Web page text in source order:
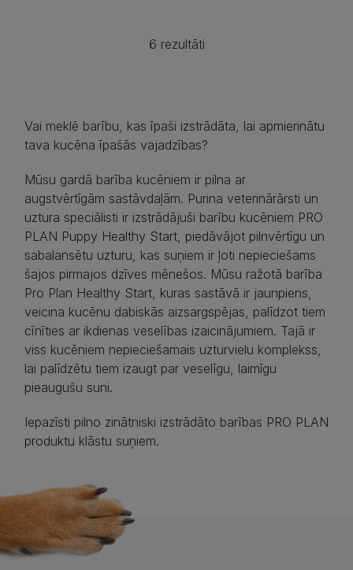
6 rezultāti
Vai meklē barību, kas īpaši izstrādāta, lai apmierinātu
tava kucēna īpašās vajadzības?
Mūsu gardā barība kucēniem ir pilna ar
augstvērtīgām sastāvdaļām. Purina veterinārārsti un
uztura speciālisti ir izstrādājuši barību kucēniem PRO
PLAN Puppy Healthy Start, piedāvājot pilnvērtīgu un
sabalansētu uzturu, kas suņiem ir ļoti nepieciešams
šajos pirmajos dzīves mēnešos. Mūsu ražotā barība
Pro Plan Healthy Start, kuras sastāvā ir jaunpiens,
veicina kucēnu dabiskās aizsargspējas, palīdzot tiem
cīnīties ar ikdienas veselības izaicinājumiem. Tajā ir
viss kucēniem nepieciešamais uzturvielu komplekss,
lai palīdzētu tiem izaugt par veselīgu, laimīgu
pieaugušu suni.
Iepazīsti pilno zinātniski izstrādāto barības PRO PLAN
produktu klāstu suņiem.